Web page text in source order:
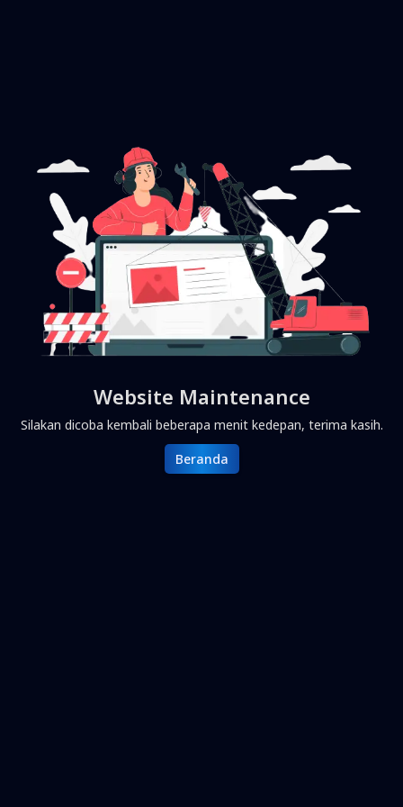
Website Maintenance
Silakan dicoba kembali beberapa menit kedepan, terima kasih.
Beranda